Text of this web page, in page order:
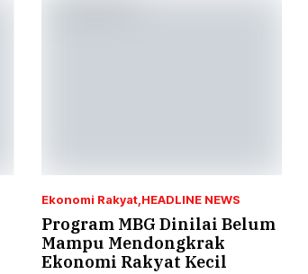
Ekonomi Rakyat HEADLINE NEWS
Program MBG Dinilai Belum
Mampu Mendongkrak
Ekonomi Rakyat Kecil